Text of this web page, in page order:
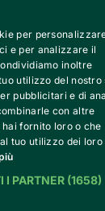
proprietà di:
20092 Cinisello
1833471
- Tutti i diritti riservati
di
con protocollo n.
ed i tuoi dati
per
e per analizzare il
inoltre
utilizzo del nostro
pubblicitari e di
con altre
fornito loro o che
tuo utilizzo dei loro
I PARTNER